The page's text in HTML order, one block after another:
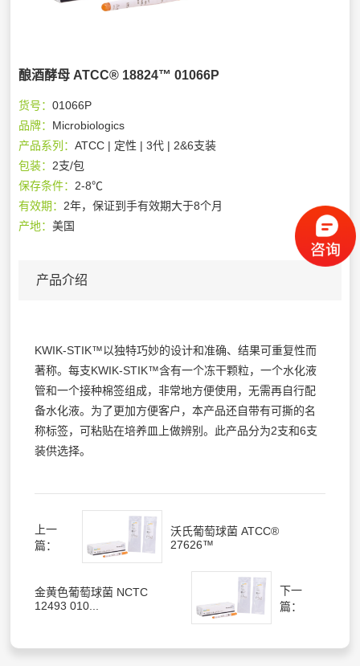
酿酒酵母 ATCC® 18824™ 01066P
货号：01066P
品牌： Microbiologics
产品系列：ATCC | 定性 | 3代 | 2&6支装
包装： 2支/包
保存条件： 2-8℃
有效期： 2年，保证到手有效期大于8个月
产地：美国
产品介绍
KWIK-STIK™以独特巧妙的设计和准确、结果可重复性而
著称。每支KWIK-STIK™含有一个冻干颗粒，一个水化液
管和一个接种棉签组成，非常地方便使用，无需再自行配
备水化液。为了更加方便客户，本产品还自带有可撕的名
称标签，可粘贴在培养皿上做辨别。此产品分为2支和6支
装供选择。
上一
篇：
沃氏葡萄球菌 ATCC®
27626™
金黄色葡萄球菌 NCTC
12493 010...
下一
篇：